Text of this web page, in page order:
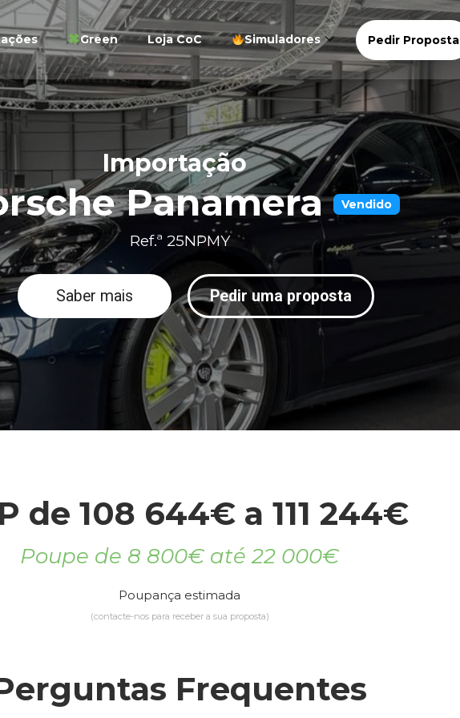
Green Loja CoC Simuladores Pedir Proposta
Importação
Panamera Vendido
Ref.ª 25NPMY
Saber mais Pedir uma proposta
de 108 644€ a 111 244€
Poupe de 8 800€ até 22 000€
Poupança estimada
(contacte-nos para receber a sua proposta)
Frequentes